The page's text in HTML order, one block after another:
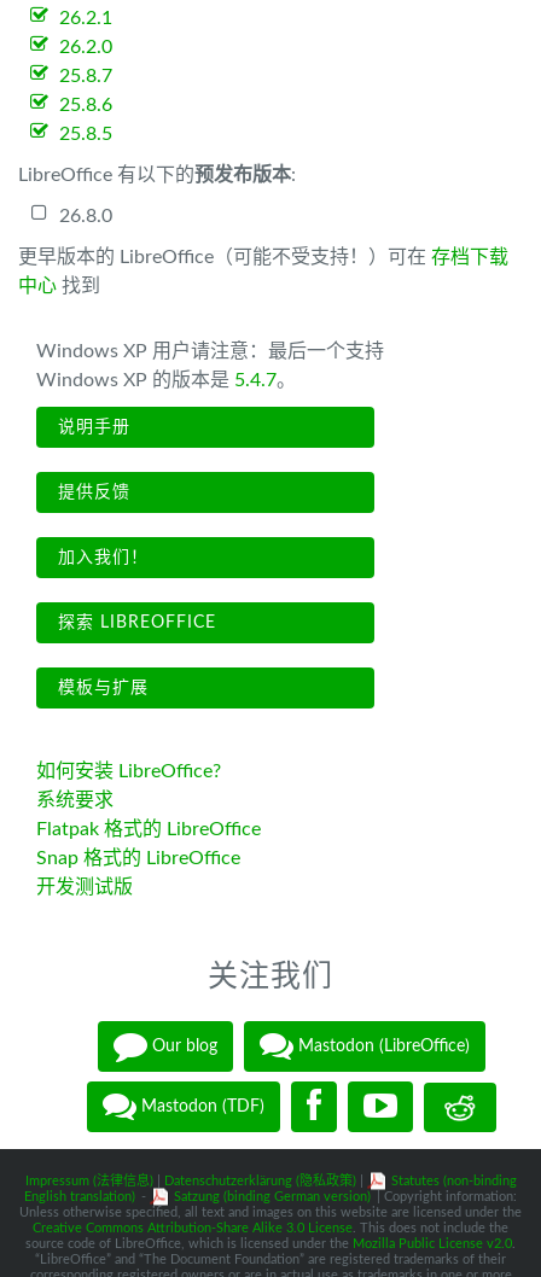
26.2.1
26.2.0
25.8.7
25.8.6
25.8.5
LibreOffice 有以下的预发布版本:
26.8.0
更早版本的 LibreOffice（可能不受支持！）可在 存档下载
中心 找到
Windows XP 用户请注意：最后一个支持
Windows XP 的版本是 5.4.7。
说明手册
提供反馈
加入我们！
探索 LIBREOFFICE
模板与扩展
如何安装 LibreOffice?
系统要求
Flatpak 格式的 LibreOffice
Snap 格式的 LibreOffice
开发测试版
关注我们
Our blog Mastodon (LibreOffice)
Mastodon (TDF)
Impressum (法律信息)| Datenschutzerklärung (隐私政策)|
Statutes (non-binding
English translation) - Satzung (binding German version)
| Copyright information:
Unless otherwise specified, all text and images on this website are licensed under the
Creative Commons Attribution-Share Alike 3.0 License . This does not include the
source code of LibreOffice, which is licensed under the Mozilla Public License v2.0
“LibreOffice” and “The Document Foundation” are registered trademarks of their